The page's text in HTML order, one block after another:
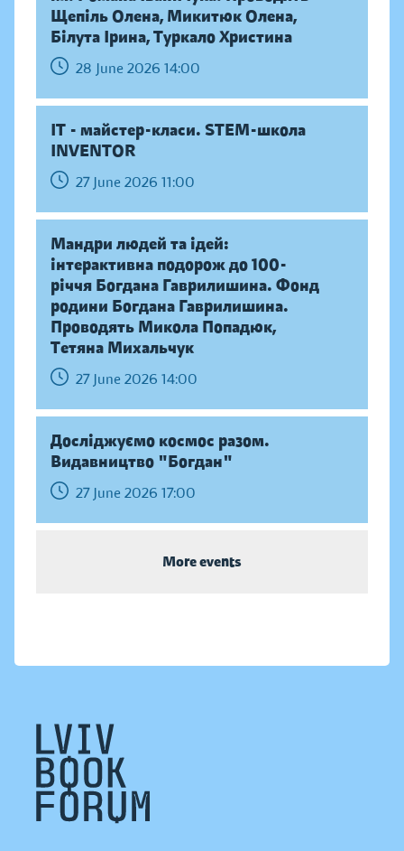
Щепіль Олена, Микитюк Олена,
Білута Ірина, Туркало Христина
28 June 2026 14:00
IT - майстер-класи. STEM-школа
INVENTOR
27 June 2026 11:00
Мандри людей та ідей:
інтерактивна подорож до 100-
річчя Богдана Гаврилишина. Фонд
родини Богдана Гаврилишина.
Проводять Микола Попадюк,
Тетяна Михальчук
27 June 2026 14:00
Досліджуємо космос разом.
Видавництво "Богдан"
27 June 2026 17:00
More events